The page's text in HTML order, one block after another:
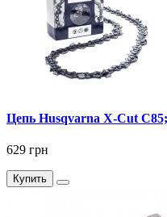
Цепь Husqvarna X-Cut
629 грн
Купить